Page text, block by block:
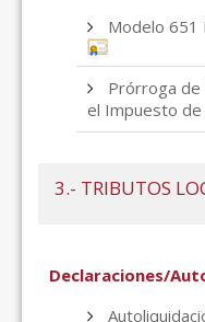
Modelo 651
Prórroga de
el Impuesto de
3.- TRIBUTOS
Declaraciones/